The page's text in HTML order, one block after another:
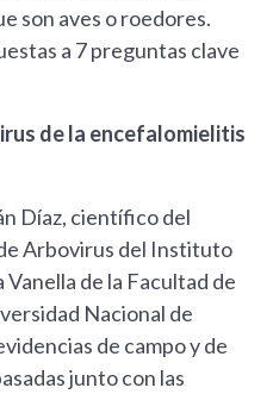
son aves o roedores.
a 7 preguntas clave
de la encefalomielitis
Díaz, científico del
Arbovirus del Instituto
de la Facultad de
Nacional de
de campo y de
junto con las